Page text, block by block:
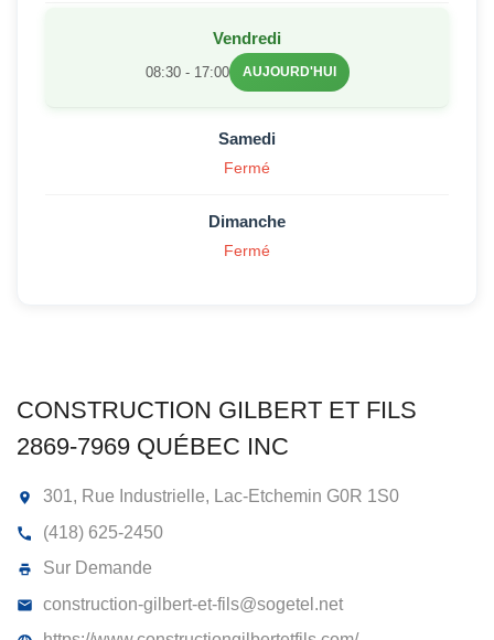
CONSTRUCTION GILBERT ET FILS
2869-7969 QUÉBEC INC
Vendredi
08:30 - 17:00 AUJOURD'HUI
Samedi
Fermé
Dimanche
Fermé